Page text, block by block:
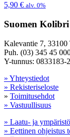
5,90 € alv. 0%
Suomen
Kalevantie 7,
Puh. (03) 345 45
Y-tunnus: 0833183-2
» Yhteystiedot
» Rekisteriseloste
» Toimitusehdot
» Vastuullisuus
» Laatu- ja
» Eettinen ohjeistus